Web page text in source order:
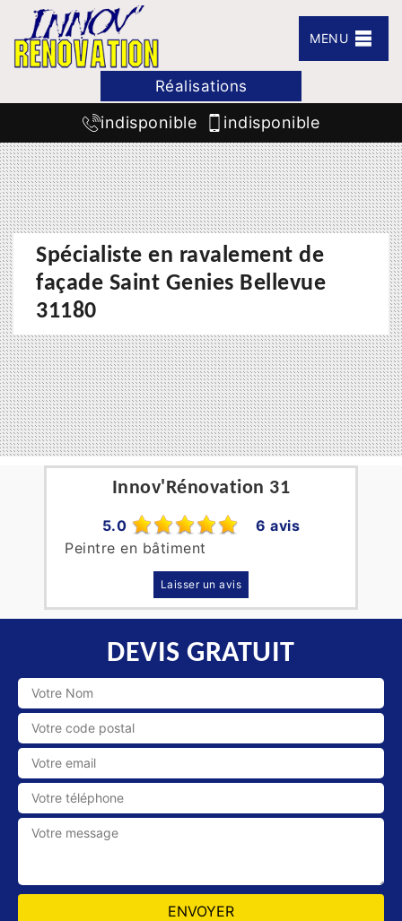
MENU
Réalisations
indisponible indisponible
Spécialiste en ravalement de
façade Saint Genies Bellevue
31180
Innov'Rénovation 31
5.0
6 avis
Peintre en bâtiment
Laisser un avis
DEVIS GRATUIT